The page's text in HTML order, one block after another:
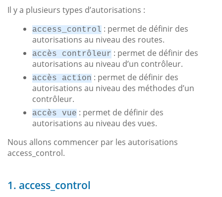
Il y a plusieurs types d’autorisations :
access_control : permet de définir des
autorisations au niveau des routes.
accès contrôleur : permet de définir des
autorisations au niveau d’un contrôleur.
accès action : permet de définir des
autorisations au niveau des méthodes d’un
contrôleur.
accès vue : permet de définir des
autorisations au niveau des vues.
Nous allons commencer par les autorisations
access_control.
1. access_control